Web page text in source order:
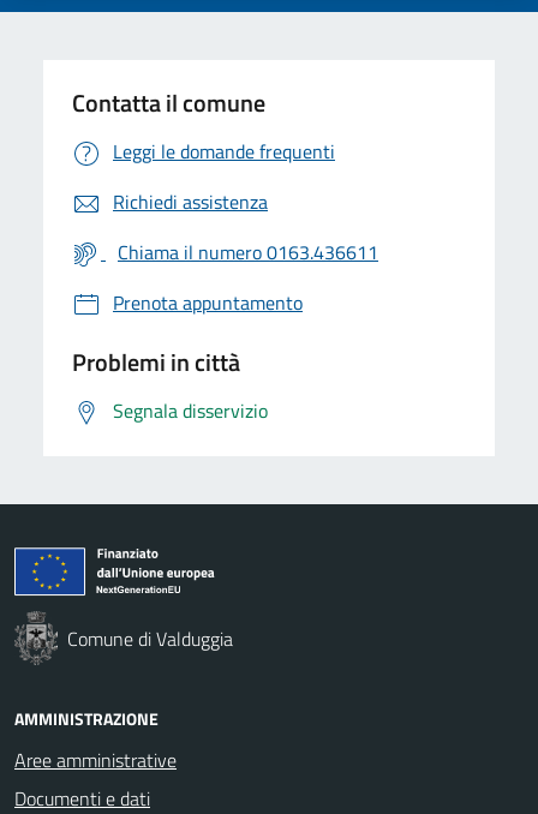
Contatta il comune
Leggi le domande frequenti
Richiedi assistenza
Chiama il numero 0163.436611
Prenota appuntamento
Problemi in città
Segnala disservizio
Comune di Valduggia
AMMINISTRAZIONE
Aree amministrative
Documenti e dati